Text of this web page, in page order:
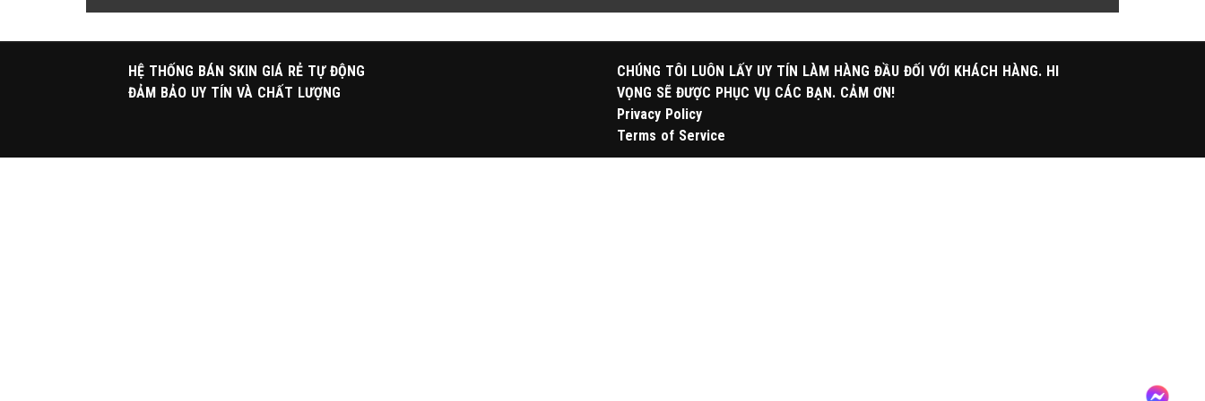
HỆ THỐNG BÁN SKIN GIÁ RẺ TỰ ĐỘNG
ĐẢM BẢO UY TÍN VÀ CHẤT LƯỢNG
CHÚNG TÔI LUÔN LẤY UY TÍN LÀM HÀNG ĐẦU ĐỐI VỚI KHÁCH HÀNG. HI
VỌNG SẼ ĐƯỢC PHỤC VỤ CÁC BẠN. CẢM ƠN!
Privacy Policy
Terms of Service